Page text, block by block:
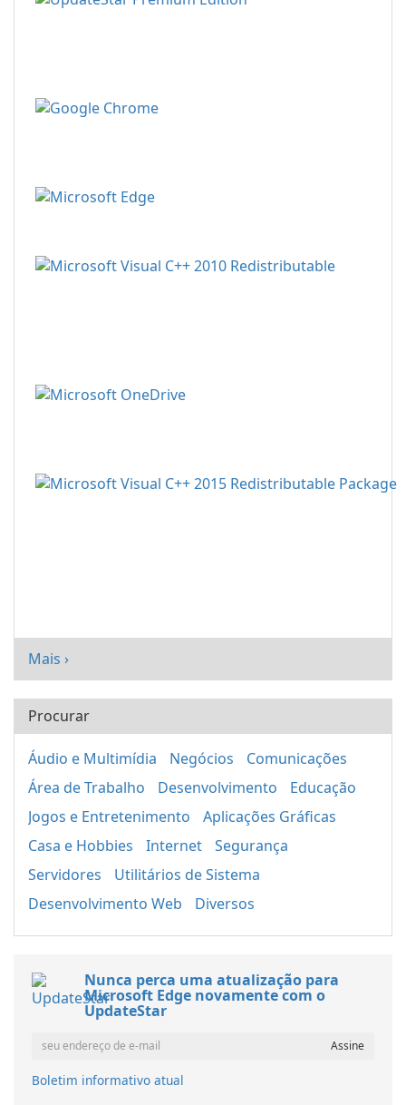
Mais ›
Procurar
Áudio e Multimídia Negócios
Comunicações
Área de Trabalho
Desenvolvimento
Educação
Jogos e Entretenimento
Aplicações Gráficas
Casa e Hobbies
Internet
Segurança
Servidores
Utilitários de Sistema
Desenvolvimento Web
Diversos
Nunca perca uma atualização para
Microsoft Edge novamente com o
UpdateStar
Boletim informativo atual